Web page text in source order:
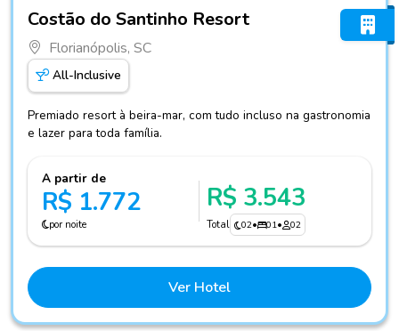
Costão do Santinho Resort
Florianópolis, SC
All-Inclusive
Premiado resort à beira-mar, com tudo incluso na gastronomia
e lazer para toda família.
A partir de
R$ 1.772
por noite
R$ 3.543
Total 02• 01• 02
Ver Hotel